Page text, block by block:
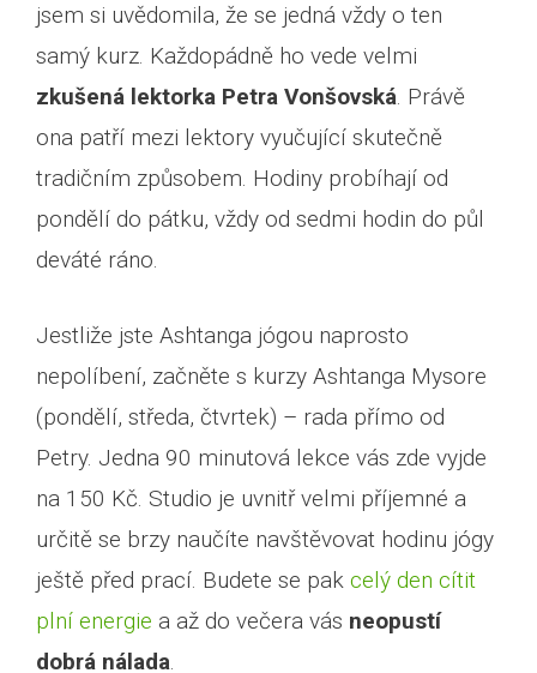
jsem si uvědomila, že se jedná vždy o ten
samý kurz. Každopádně ho vede velmi
zkušená lektorka Petra Vonšovská. Právě
ona patří mezi lektory vyučující skutečně
tradičním způsobem. Hodiny probíhají od
pondělí do pátku, vždy od sedmi hodin do půl
deváté ráno.
Jestliže jste Ashtanga jógou naprosto
nepolíbení, začněte s kurzy Ashtanga Mysore
(pondělí, středa, čtvrtek) – rada přímo od
Petry. Jedna 90 minutová lekce vás zde vyjde
na 150 Kč. Studio je uvnitř velmi příjemné a
určitě se brzy naučíte navštěvovat hodinu jógy
ještě před prací. Budete se pak celý den cítit
plní energie a až do večera vás neopustí
dobrá nálada.